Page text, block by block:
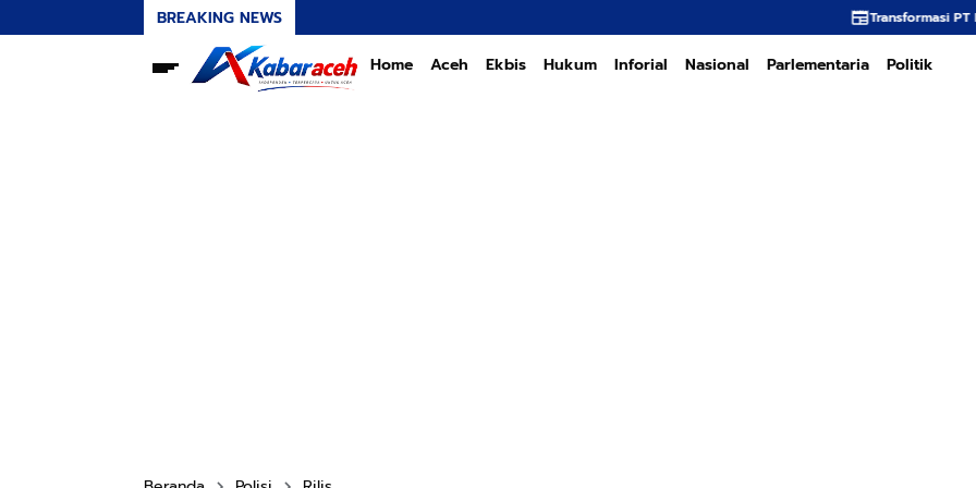
BREAKING NEWS Transformasi PT PEMA Memerlukan
Home Aceh Ekbis Hukum Inforial Nasional Parlementaria Politik